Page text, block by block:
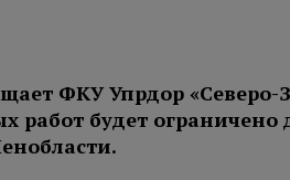
ФКУ Упрдор «Северо-
работ будет